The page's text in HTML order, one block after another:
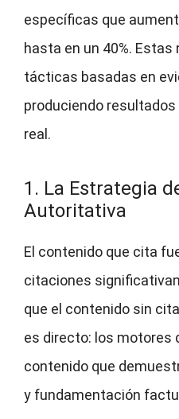
específicas que
hasta en un 40%.
tácticas basadas en
produciendo
real.
1. La Estrategia
Autoritativa
El contenido que cita
citaciones
que el contenido sin
es directo: los motores
contenido que
y fundamentación